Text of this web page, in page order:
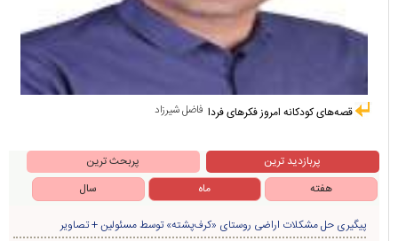
فاضل شیرزاد قصه‌های کودکانه امروز فکرهای فردا
پربازدید ترین
پربحث ترین
هفته
ماه سال
پیگیری حل مشکلات اراضی روستای «کرف‌پشته» توسط مسئولین + تصاویر